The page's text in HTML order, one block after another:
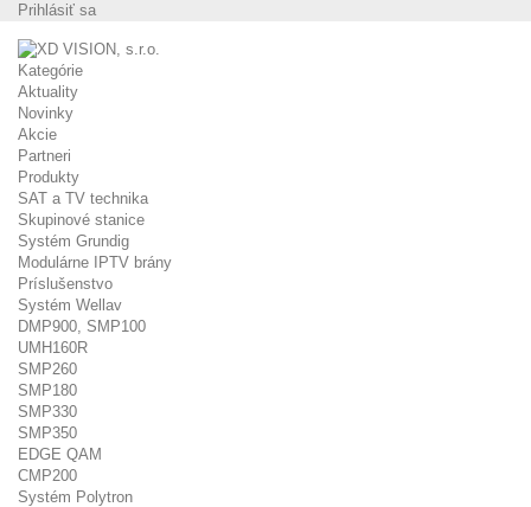
Prihlásiť sa
Kategórie
Aktuality
Novinky
Akcie
Partneri
Produkty
SAT a TV technika
Skupinové stanice
Systém Grundig
Modulárne IPTV brány
Príslušenstvo
Systém Wellav
DMP900, SMP100
UMH160R
SMP260
SMP180
SMP330
SMP350
EDGE QAM
CMP200
Systém Polytron